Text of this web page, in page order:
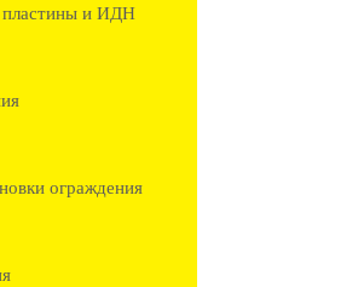
пластины и ИДН
ограждения